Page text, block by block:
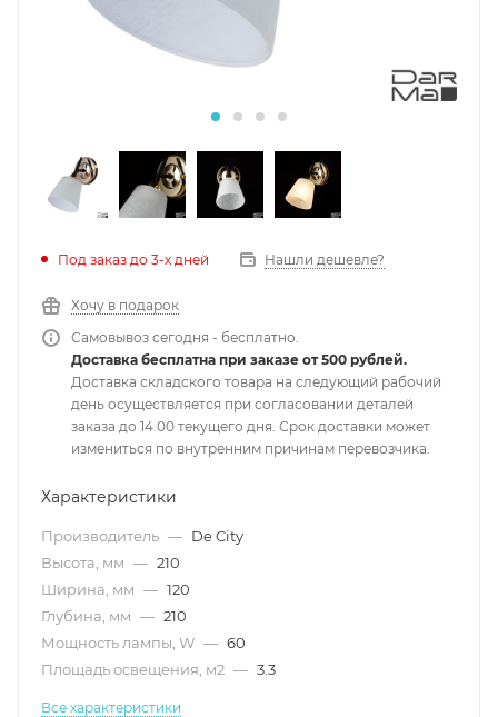
Под заказ до 3-х дней Нашли дешевле?
Хочу в подарок
Самовывоз сегодня - бесплатно.
Доставка бесплатна при заказе от 500 рублей.
Доставка складского товара на следующий рабочий
день осуществляется при согласовании деталей
заказа до 14.00 текущего дня. Срок доставки может
измениться по внутренним причинам перевозчика.
Характеристики
Производитель — De City
Высота, мм — 210
Ширина, мм — 120
Глубина, мм — 210
Мощность лампы, W — 60
Площадь освещения, м2 — 3.3
Все характеристики